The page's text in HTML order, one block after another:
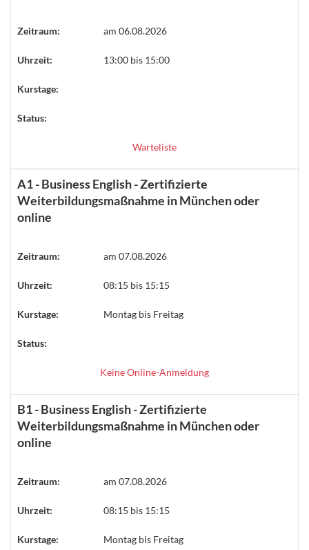
Zeitraum: am 06.08.2026
Uhrzeit: 13:00 bis 15:00
Kurstage:
Status:
Warteliste
A1 - Business English - Zertifizierte
Weiterbildungsmaßnahme in München oder
online
Zeitraum: am 07.08.2026
Uhrzeit: 08:15 bis 15:15
Kurstage: Montag bis Freitag
Status:
Keine Online-Anmeldung
B1 - Business English - Zertifizierte
Weiterbildungsmaßnahme in München oder
online
Zeitraum: am 07.08.2026
Uhrzeit: 08:15 bis 15:15
Kurstage: Montag bis Freitag